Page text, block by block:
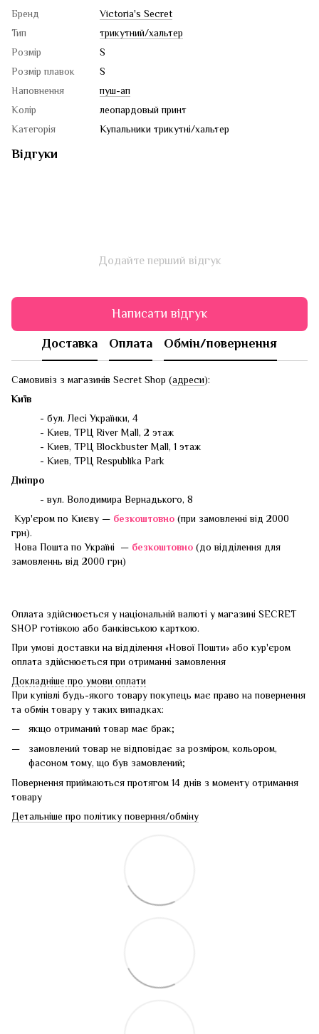
Бренд
Victoria's Secret
Тип
трикутний/хальтер
Розмір
S
Розмір плавок
S
Наповнення
пуш-ап
Колір
леопардовый принт
Категорія
Купальники трикутні/хальтер
Відгуки
Додайте перший відгук
Написати відгук
Доставка Оплата Обмін/повернення
Самовивіз з магазинів Secret Shop (адреси):
Київ
- бул. Лесі Українки, 4
- Киев, ТРЦ River Mall, 2 этаж
- Киев, ТРЦ Blockbuster Mall, 1 этаж
- Киев, ТРЦ Respublika Park
Дніпро
- вул. Володимира Вернадького, 8
Кур'єром по Києву — безкоштовно (при замовленні від 2000
грн).
Нова Пошта по Україні — безкоштовно (до відділення для
замовленнь від 2000 грн)
Оплата здійснюється у національній валюті у магазині SECRET
SHOP готівкою або банківською карткою.
При умові доставки на відділення «Нової Пошти» або кур'єром
оплата здійснюється при отриманні замовлення
Докладніше про умови оплати
При купівлі будь-якого товару покупець має право на повернення
та обмін товару у таких випадках:
якщо отриманий товар має брак;
замовлений товар не відповідає за розміром, кольором,
фасоном тому, що був замовлений;
Повернення приймаються протягом 14 днів з моменту отримання
товару
Детальніше про політику поверння/обміну